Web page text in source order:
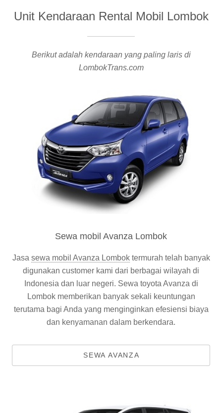
Unit Kendaraan Rental Mobil Lombok
Berikut adalah kendaraan yang paling laris di
LombokTrans.com
Sewa mobil Avanza Lombok
Jasa sewa mobil Avanza Lomboktermurah telah banyak
digunakan customer kami dari berbagai wilayah di
Indonesia dan luar negeri. Sewa toyota Avanza di
Lombok memberikan banyak sekali keuntungan
terutama bagi Anda yang menginginkan efesiensi biaya
dan kenyamanan dalam berkendara.
SEWA AVANZA